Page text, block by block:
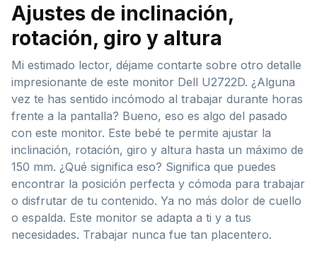
Ajustes de inclinación,
rotación, giro y altura
Mi estimado lector, déjame contarte sobre otro detalle
impresionante de este monitor Dell U2722D. ¿Alguna
vez te has sentido incómodo al trabajar durante horas
frente a la pantalla? Bueno, eso es algo del pasado
con este monitor. Este bebé te permite ajustar la
inclinación, rotación, giro y altura hasta un máximo de
150 mm. ¿Qué significa eso? Significa que puedes
encontrar la posición perfecta y cómoda para trabajar
o disfrutar de tu contenido. Ya no más dolor de cuello
o espalda. Este monitor se adapta a ti y a tus
necesidades. Trabajar nunca fue tan placentero.